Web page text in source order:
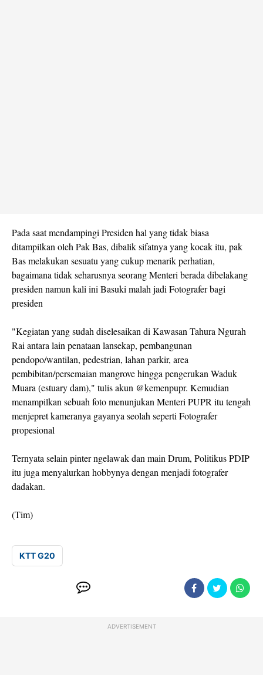
Pada saat mendampingi Presiden hal yang tidak biasa
ditampilkan oleh Pak Bas, dibalik sifatnya yang kocak itu, pak
Bas melakukan sesuatu yang cukup menarik perhatian,
bagaimana tidak seharusnya seorang Menteri berada dibelakang
presiden namun kali ini Basuki malah jadi Fotografer bagi
presiden
"Kegiatan yang sudah diselesaikan di Kawasan Tahura Ngurah
Rai antara lain penataan lansekap, pembangunan
pendopo/wantilan, pedestrian, lahan parkir, area
pembibitan/persemaian mangrove hingga pengerukan Waduk
Muara (estuary dam)," tulis akun @kemenpupr. Kemudian
menampilkan sebuah foto menunjukan Menteri PUPR itu tengah
menjepret kameranya gayanya seolah seperti Fotografer
propesional
Ternyata selain pinter ngelawak dan main Drum, Politikus PDIP
itu juga menyalurkan hobbynya dengan menjadi fotografer
dadakan.
(Tim)
KTT G20
ADVERTISEMENT